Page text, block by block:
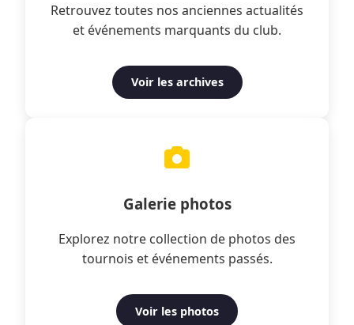
Retrouvez toutes nos anciennes actualités
et événements marquants du club.
Voir les archives
Galerie photos
Explorez notre collection de photos des
tournois et événements passés.
Voir les photos